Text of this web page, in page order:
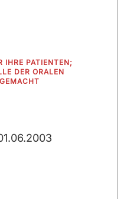
IHRE PATIENTEN;
DER ORALEN